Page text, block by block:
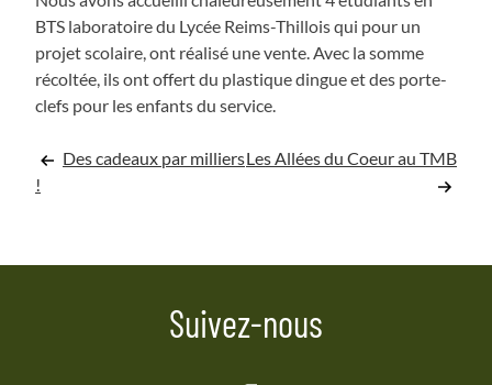
BTS laboratoire du Lycée Reims-Thillois qui pour un
projet scolaire, ont réalisé une vente. Avec la somme
récoltée, ils ont offert du plastique dingue et des porte-
clefs pour les enfants du service.
Navigation
l’article
Des cadeaux par milliers
!
Les Allées du Coeur au TMB
Suivez-nous